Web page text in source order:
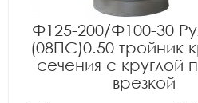
Ф125-200/Ф100-30
(08ПС)0.50 тройник
сечения с круглой
врезкой